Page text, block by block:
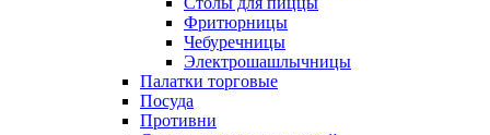
Фритюрницы
Чебуречницы
Электрошашлычницы
Палатки торговые
Посуда
Противни